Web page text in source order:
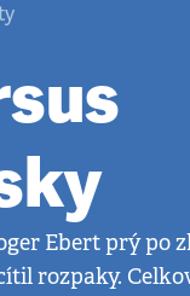
Ebert prý po
rozpaky.